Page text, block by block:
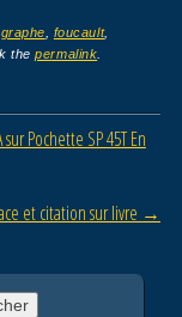
foucault,
thepermalink
Pochette SP 45T En
et citation sur livre →